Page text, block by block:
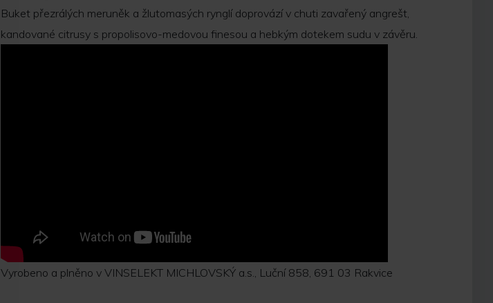
Buket přezrálých meruněk a žlutomasých rynglí doprovází v chuti zavařený angrešt,
kandované citrusy s propolisovo-medovou finesou a hebkým dotekem sudu v závěru.
Vyrobeno a plněno v VINSELEKT MICHLOVSKÝ a.s., Luční 858, 691 03 Rakvice